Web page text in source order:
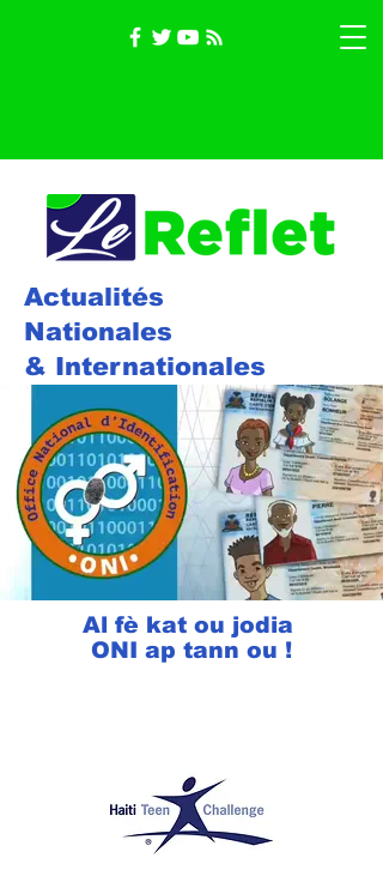
Actualités
Nationales
& Internationales
Al fè kat ou jodia
ONI ap tann ou !